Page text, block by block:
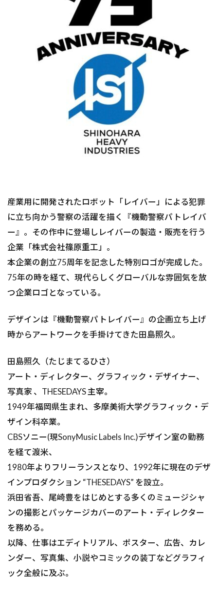
産業用に開発されたロボット「レイバー」による犯罪
に立ち向かう警察の活躍を描く『機動警察パトレイバ
ー』。その作中に登場しレイバーの製造・販売を行う
企業「株式会社篠原重工」。
本企業の創立75周年を記念した特別ロゴが完成した。
75年の時を経て、現代らしくグローバルな雰囲気を放
つ企業ロゴとなっている。
デザインは『機動警察パトレイバー』の企画立ち上げ
時からアートワークを手掛けてきた田島照久。
田島照久（たじまてるひさ）
アート・ディレクター、グラフィック・デザイナー、
写真家 、THESEDAYS 主宰。
1949年福岡県生まれ、多摩美術大学グラフィック・デ
ザイン科卒業。
CBSソニー(現SonyMusic Labels Inc.)デザイン室の勤務
を経て渡米、
1980年よりフリーランスとなり、1992年に現在のデザ
インプロダクション “THESEDAYS” を設立。
浜田省吾、尾崎豊をはじめとする多くのミュージシャ
ンの撮影とパッケージカバーのアート・ディレクター
を務める。
以降、仕事はエディトリアル、ポスター、広告、カレ
ンダー、写真集、小説やコミックの装丁などグラフィ
ック全般に及ぶ。